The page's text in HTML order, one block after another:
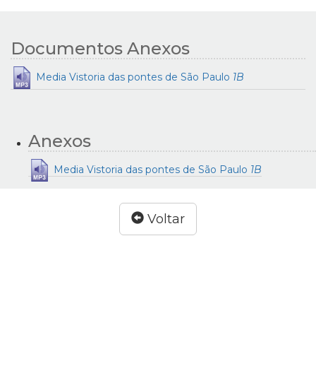
Documentos Anexos
Media Vistoria das pontes de São Paulo 1B
Anexos
Media Vistoria das pontes de São Paulo 1B
Voltar